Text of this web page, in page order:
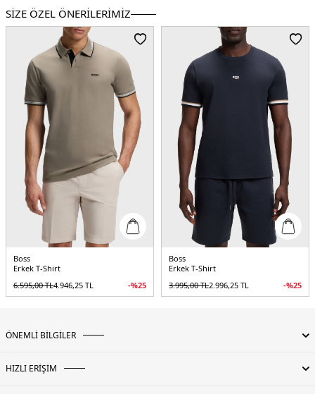
SİZE ÖZEL ÖNERİLERİMİZ
Boss
Erkek T-Shirt
6.595,00TL4.946,25 TL -%25
Boss
Erkek T-Shirt
3.995,00TL2.996,25 TL -%25
ÖNEMLİ BİLGİLER
HIZLI ERİŞİM